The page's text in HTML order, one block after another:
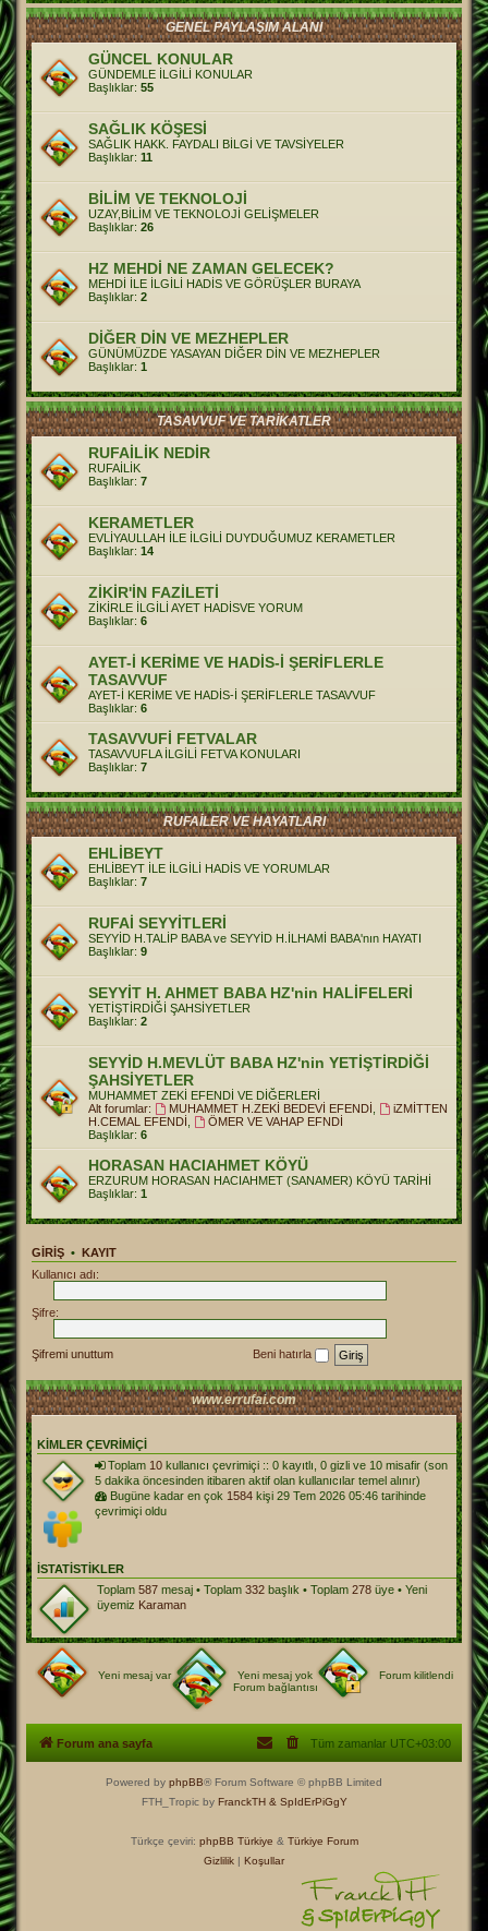
GENEL PAYLAŞIM ALANI
GÜNCEL KONULAR
GÜNDEMLE İLGİLİ KONULAR
Başlıklar: 55
SAĞLIK KÖŞESİ
SAĞLIK HAKK. FAYDALI BİLGİ VE TAVSİYELER
Başlıklar: 11
BİLİM VE TEKNOLOJİ
UZAY,BİLİM VE TEKNOLOJİ GELİŞMELER
Başlıklar: 26
HZ MEHDİ NE ZAMAN GELECEK?
MEHDİ İLE İLGİLİ HADİS VE GÖRÜŞLER BURAYA
Başlıklar: 2
DİĞER DİN VE MEZHEPLER
GÜNÜMÜZDE YASAYAN DİĞER DİN VE MEZHEPLER
Başlıklar: 1
TASAVVUF VE TARİKATLER
RUFAİLİK NEDİR
RUFAİLİK
Başlıklar: 7
KERAMETLER
EVLİYAULLAH İLE İLGİLİ DUYDUĞUMUZ KERAMETLER
Başlıklar: 14
ZİKİR'İN FAZİLETİ
ZİKİRLE İLGİLİ AYET HADİSVE YORUM
Başlıklar: 6
AYET-İ KERİME VE HADİS-İ ŞERİFLERLE
TASAVVUF
AYET-İ KERİME VE HADİS-İ ŞERİFLERLE TASAVVUF
Başlıklar: 6
TASAVVUFİ FETVALAR
TASAVVUFLA İLGİLİ FETVA KONULARI
Başlıklar: 7
RUFAİLER VE HAYATLARI
EHLİBEYT
EHLİBEYT İLE İLGİLİ HADİS VE YORUMLAR
Başlıklar: 7
RUFAİ SEYYİTLERİ
SEYYİD H.TALİP BABA ve SEYYİD H.İLHAMİ BABA'nın HAYATI
Başlıklar: 9
SEYYİT H. AHMET BABA HZ'nin HALİFELERİ
YETİŞTİRDİĞİ ŞAHSİYETLER
Başlıklar: 2
SEYYİD H.MEVLÜT BABA HZ'nin YETİŞTİRDİĞİ
ŞAHSİYETLER
MUHAMMET ZEKİ EFENDİ VE DİĞERLERİ
Alt forumlar:
MUHAMMET H.ZEKİ BEDEVİ EFENDİ
iZMİTTEN
H.CEMAL EFENDİ
ÖMER VE VAHAP EFNDİ
Başlıklar: 6
HORASAN HACIAHMET KÖYÜ
ERZURUM HORASAN HACIAHMET (SANAMER) KÖYÜ TARİHİ
Başlıklar: 1
GIRIŞ • KAYIT
Kullanıcı adı:
Şifre:
Şifremi unuttum Beni hatırla
www.errufai.com
KIMLER ÇEVRIMIÇI
Toplam 10 kullanıcı çevrimiçi :: 0 kayıtlı, 0 gizli ve 10 misafir (son
5 dakika öncesinden itibaren aktif olan kullanıcılar temel alınır)
Bugüne kadar en çok 1584 kişi 29 Tem 2026 05:46 tarihinde
çevrimiçi oldu
İSTATISTIKLER
Toplam 587 mesaj • Toplam 332 başlık • Toplam 278 üye • Yeni
üyemiz Karaman
Yeni mesaj var Yeni mesaj yok
Forum kilitlendi
Forum bağlantısı
Forum ana sayfa Tüm zamanlar UTC+03:00
Powered by phpBB® Forum Software © phpBB Limited
FTH_Tropic by FranckTH & SpIdErPiGgY
Türkçe çeviri: phpBB Türkiye & Türkiye Forum
Gizlilik | Koşullar